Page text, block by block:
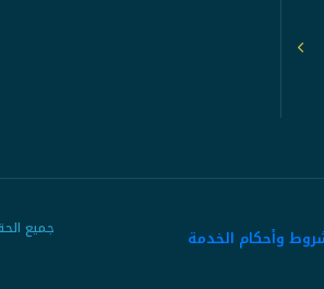
وأحكام الخدمة